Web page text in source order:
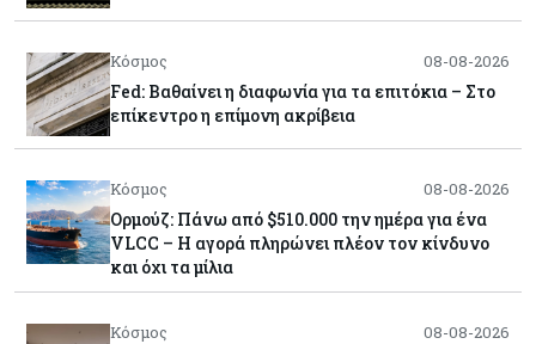
Κόσμος 08-08-2026
Fed: Βαθαίνει η διαφωνία για τα επιτόκια – Στο
επίκεντρο η επίμονη ακρίβεια
Κόσμος 08-08-2026
Ορμούζ: Πάνω από $510.000 την ημέρα για ένα
VLCC – Η αγορά πληρώνει πλέον τον κίνδυνο
και όχι τα μίλια
Κόσμος 08-08-2026